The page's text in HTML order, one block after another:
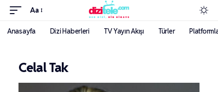
Aa
Anasayfa Dizi Haberleri TV Yayın Akışı Türler
Celal Tak